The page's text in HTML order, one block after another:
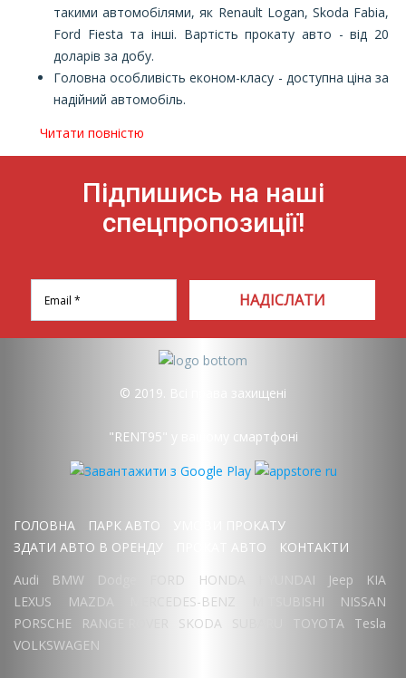
такими автомобілями, як Renault Logan, Skoda Fabia,
Ford Fiesta та інші. Вартість прокату авто - від 20
доларів за добу.
Головна особливість економ-класу - доступна ціна за
надійний автомобіль.
Читати повністю
Підпишись на наші
спецпропозиції!
НАДІСЛАТИ
© 2019. Всі права захищені
"RENT95" у вашому смартфоні
ГОЛОВНА ПАРК АВТО
УМОВИ ПРОКАТУ
ЗДАТИ АВТО В ОРЕНДУ
ПРОКАТ АВТО
КОНТАКТИ
Audi
BMW Dodge FORD HONDA HYUNDAI Jeep
KIA
LEXUS
MAZDA MERCEDES-BENZ MITSUBISHI
NISSAN
PORSCHE
RANGE ROVER SKODA TOYOTA
Tesla
VOLKSWAGEN